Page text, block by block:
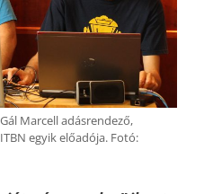
Marcell adásrendező,
egyik előadója. Fotó: